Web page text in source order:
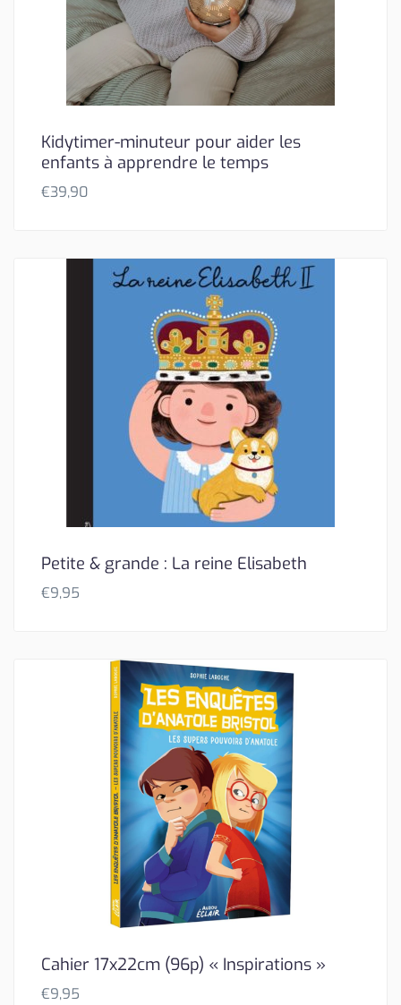
Kidytimer-minuteur pour aider les
enfants à apprendre le temps
€39,90
Petite & grande : La reine Elisabeth
€9,95
Cahier 17x22cm (96p) « Inspirations »
€9,95